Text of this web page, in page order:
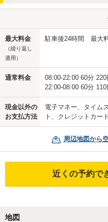
最大料金
（繰り返し
適用）
駐車後24時間 最大
通常料金
08:00-22:00 60分 220
22:00-08:00 60分 110
現金以外の
お支払方法
電子マネー、タイム
ト、クレジットカー
周辺地図から
近くの予約で
地図